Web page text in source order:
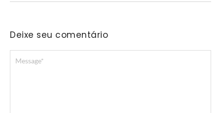
Deixe seu comentário